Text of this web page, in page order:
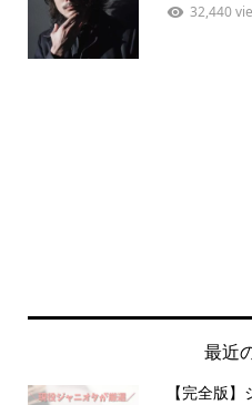
32,440
最近
【完全版